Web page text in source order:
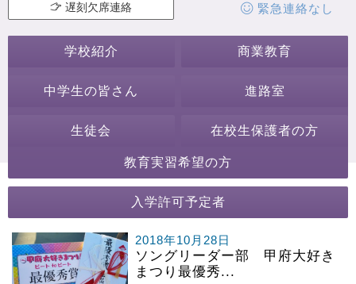
遅刻欠席連絡 緊急連絡なし
学校紹介 商業教育
中学生の皆さん 進路室
生徒会 在校生保護者の方
教育実習希望の方
入学許可予定者
2018年10月28日
ソングリーダー部 甲府大好き
まつり最優秀...